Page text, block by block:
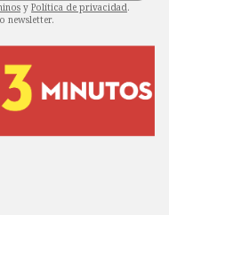
y Política de privacidad.
newsletter.